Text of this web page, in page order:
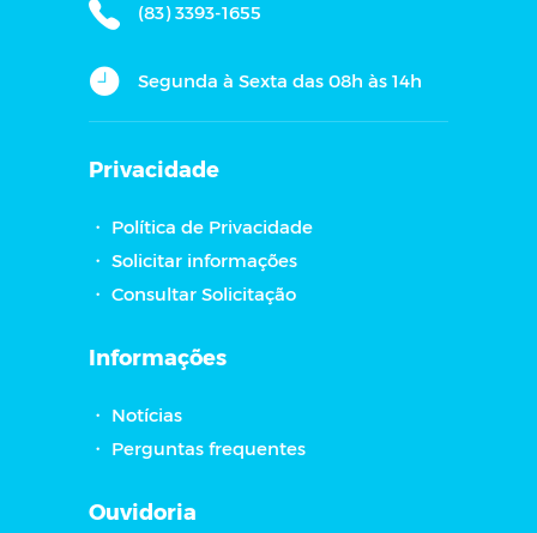
(83) 3393-1655
Segunda à Sexta das 08h às 14h
Privacidade
・ Política de Privacidade
・ Solicitar informações
・ Consultar Solicitação
Informações
・ Notícias
・ Perguntas frequentes
Ouvidoria